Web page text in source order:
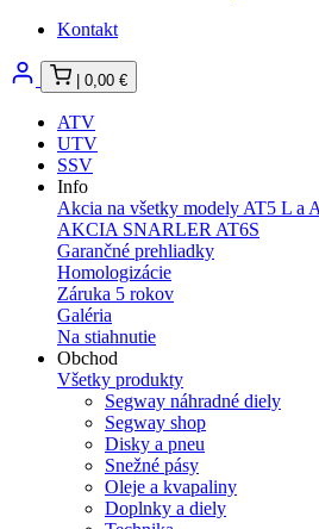
Kontakt
0,00 €
ATV
UTV
SSV
Info
Akcia na všetky modely AT5 L a
AKCIA SNARLER AT6S
Garančné prehliadky
Homologizácie
Záruka 5 rokov
Galéria
Na stiahnutie
Obchod
Všetky produkty
Segway náhradné diely
Segway shop
Disky a pneu
Snežné pásy
Oleje a kvapaliny
Doplnky a diely